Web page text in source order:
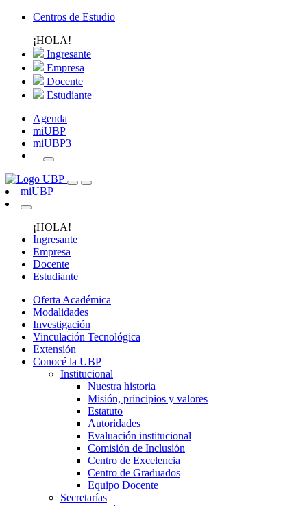
Centros de Estudio
¡HOLA!
Ingresante
Empresa
Docente
Estudiante
Agenda
miUBP
miUBP3
miUBP
¡HOLA!
Ingresante
Empresa
Docente
Estudiante
Oferta Académica
Modalidades
Investigación
Vinculación Tecnológica
Extensión
Conocé la UBP
Institucional
Nuestra historia
Misión, principios y valores
Estatuto
Autoridades
Evaluación institucional
Comisión de Inclusión
Centro de Excelencia
Centro de Graduados
Equipo Docente
Secretarías